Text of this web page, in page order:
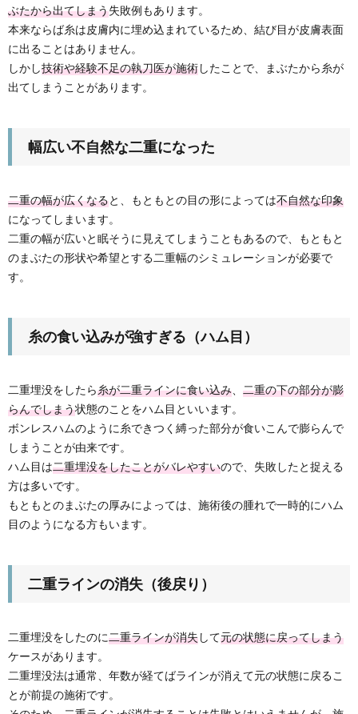
ぶたから出てしまう失敗例もあります。
本来ならば糸は皮膚内に埋め込まれているため、結び目が皮膚表面
に出ることはありません。
しかし技術や経験不足の執刀医が施術したことで、まぶたから糸が
出てしまうことがあります。
幅広い不自然な二重になった
二重の幅が広くなると、もともとの目の形によっては不自然な印象
になってしまいます。
二重の幅が広いと眠そうに見えてしまうこともあるので、もともと
のまぶたの形状や希望とする二重幅のシミュレーションが必要で
す。
糸の食い込みが強すぎる（ハム目）
二重埋没をしたら糸が二重ラインに食い込み、 二重の下の部分が膨
らんでしまう状態のことをハム目といいます。
ボンレスハムのように糸できつく縛った部分が食いこんで膨らんで
しまうことが由来です。
ハム目は二重埋没をしたことがバレやすいので、失敗したと捉える
方は多いです。
もともとのまぶたの厚みによっては、施術後の腫れで一時的にハム
目のようになる方もいます。
二重ラインの消失（後戻り）
二重埋没をしたのに二重ラインが消失して元の状態に戻ってしまう
ケースがあります。
二重埋没法は通常、年数が経てばラインが消えて元の状態に戻るこ
とが前提の施術です。